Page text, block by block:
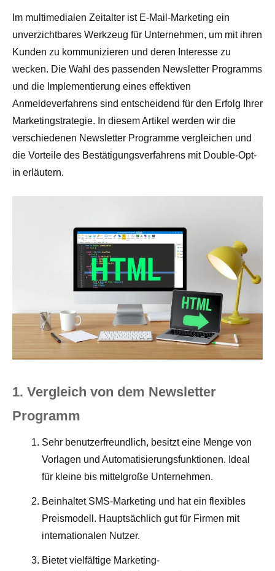
Im multimedialen Zeitalter ist E-Mail-Marketing ein
unverzichtbares Werkzeug für Unternehmen, um mit ihren
Kunden zu kommunizieren und deren Interesse zu
wecken. Die Wahl des passenden Newsletter Programms
und die Implementierung eines effektiven
Anmeldeverfahrens sind entscheidend für den Erfolg Ihrer
Marketingstrategie. In diesem Artikel werden wir die
verschiedenen Newsletter Programme vergleichen und
die Vorteile des Bestätigungsverfahrens mit Double-Opt-
in erläutern.
1. Vergleich von dem Newsletter
Programm
Sehr benutzerfreundlich, besitzt eine Menge von
Vorlagen und Automatisierungsfunktionen. Ideal
für kleine bis mittelgroße Unternehmen.
Beinhaltet SMS-Marketing und hat ein flexibles
Preismodell. Hauptsächlich gut für Firmen mit
internationalen Nutzer.
Bietet vielfältige Marketing-